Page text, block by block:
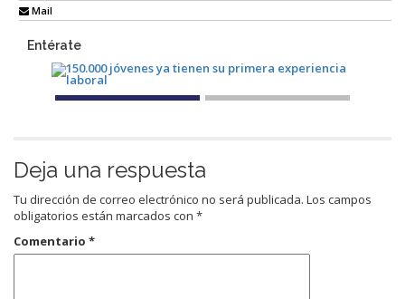
Mail
Entérate
Deja una respuesta
Tu dirección de correo electrónico no será publicada. Los campos
obligatorios están marcados con *
Comentario *